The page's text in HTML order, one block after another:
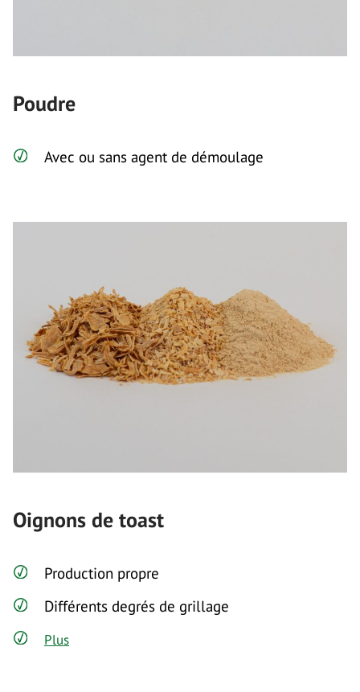
Poudre
Avec ou sans agent de démoulage
Oignons de toast
Production propre
Différents degrés de grillage
Plus